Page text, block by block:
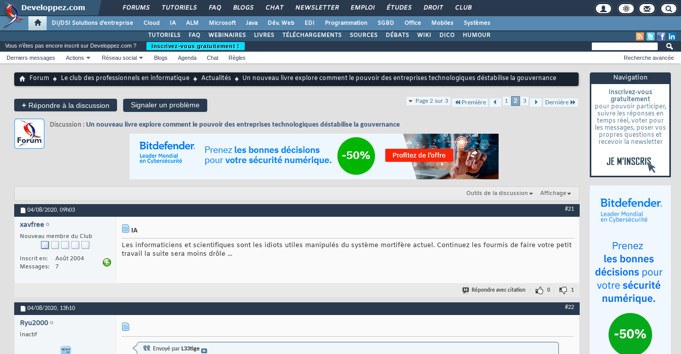
FORUMS TUTORIELS FAQ BLOGS CHAT NEWSLETTER EMPLOI ÉTUDES DROIT CLUB
DI/DSI Solutions d'entreprise Cloud IA ALM Microsoft Java Dév. Web EDI Programmation SGBD Office Mobiles
Systèmes
TUTORIELS
FAQ WEBINAIRES LIVRES TÉLÉCHARGEMENTS SOURCES DÉBATS WIKI DICO HUMOUR
Navigation
Inscrivez-vous
gratuitement
pour pouvoir participer,
suivre les réponses en
temps réel, voter pour
les messages, poser vos
propres questions et
recevoir la newsletter
Vous n'êtes pas encore inscrit sur Developpez.com ?
Inscrivez-vous gratuitement !
Derniers messages
Actions Réseau social Blogs Agenda Chat Règles Recherche avancée
Forum Le club des professionnels en informatique Actualités Un nouveau livre explore comment le pouvoir des entreprises technologiques déstabilise la gouvernance
+ Répondre à la discussion Signaler un problème Page 2 sur 3 Première 1 2 3 Dernière
Discussion : Un nouveau livre explore comment le pouvoir des entreprises technologiques déstabilise la gouvernance
Outils de la discussion Affichage
04/08/2020, 09h03 #21
xavfree
Nouveau membre du Club
Inscrit en
Août 2004
Messages
7
IA
Les informaticiens et scientifiques sont les idiots utiles manipulés du système mortifère actuel. Continuez les fourmis de faire votre petit
travail la suite sera moins drôle ...
Répondre avec citation 0 1
04/08/2020, 13h10 #22
Ryu2000
Inactif
Envoyé par L33tige